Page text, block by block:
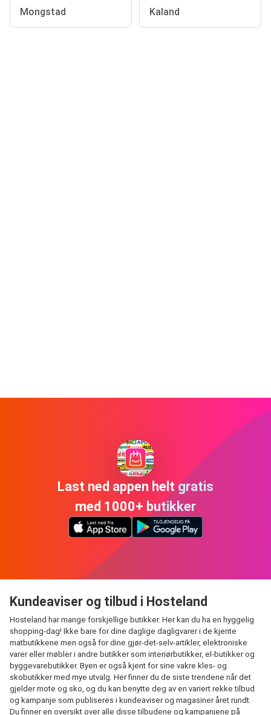
Mongstad Kaland
Last ned appen helt gratis
med 1000+ butikker
Kundeaviser og tilbud i Hosteland
Hosteland har mange forskjellige butikker. Her kan du ha en hyggelig
shopping-dag! Ikke bare for dine daglige dagligvarer i de kjente
matbutikkene men også for dine gjør-det-selv-artikler, elektroniske
varer eller møbler i andre butikker som interiørbutikker, el-butikker og
byggevarebutikker. Byen er også kjent for sine vakre kles- og
skobutikker med mye utvalg. Her finner du de siste trendene når det
gjelder mote og sko, og du kan benytte deg av en variert rekke tilbud
og kampanje som publiseres i kundeaviser og magasiner året rundt.
Du finner en oversikt over alle disse tilbudene og kampanjene på